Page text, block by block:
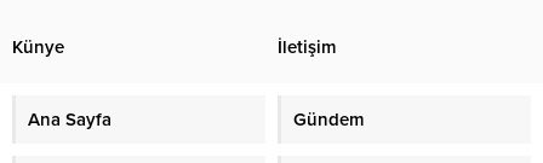
Künye İletişim
Ana Sayfa Gündem